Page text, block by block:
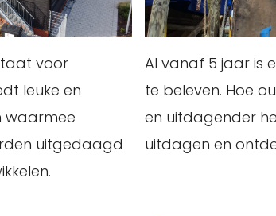
voor
leuke en
waarmee
uitgedaagd
Al vanaf 5 jaar is
te beleven. Hoe
en uitdagender
uitdagen en